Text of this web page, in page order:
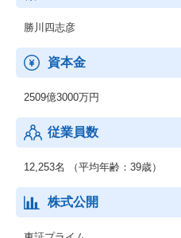
勝川四志彦
資本金
2509億3000万円
従業員数
12,253名 （平均年齢：39歳）
株式公開